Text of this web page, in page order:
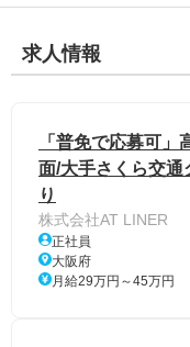
求人情報
「普免で応募可
面/大手さくら交通
り
株式会社AT LINER
正社員
大阪府
月給29万円～45万円